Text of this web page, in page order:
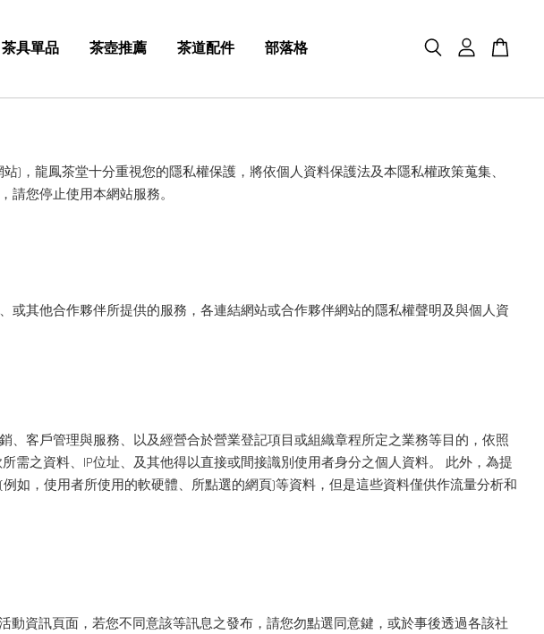
茶具單品 茶壺推薦 茶道配件 部落格
)，龍鳳茶堂十分重視您的隱私權保護，將依個人資料保護法及本隱私權政策蒐集、
您停止使用本網站服務。
其他合作夥伴所提供的服務，各連結網站或合作夥伴網站的隱私權聲明及與個人資
客戶管理與服務、以及經營合於營業登記項目或組織章程所定之業務等目的，依照
需之資料、IP位址、及其他得以直接或間接識別使用者身分之個人資料。 此外，為提
如，使用者所使用的軟硬體、所點選的網頁)等資料，但是這些資料僅供作流量分析和
資訊頁面，若您不同意該等訊息之發布，請您勿點選同意鍵，或於事後透過各該社